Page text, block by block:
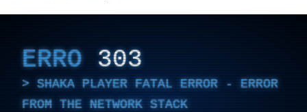
ERRO 303
SHAKA PLAYER FATAL ERROR - ERROR
FROM THE NETWORK STACK